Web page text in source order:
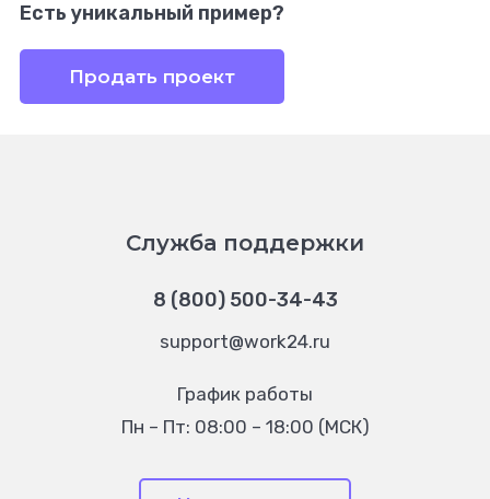
Есть уникальный пример?
Продать проект
Служба поддержки
8 (800) 500-34-43
support@work24.ru
График работы
Пн – Пт: 08:00 – 18:00 (МСК)